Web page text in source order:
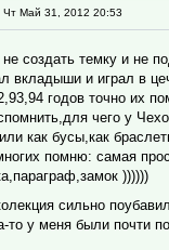
Чт Май 31, 2012 20:53
создать темку и не
вкладыши и играл в
годов точно их
чего у
как бусы,как
помню: самая
))))))
сильно
то у меня были почти